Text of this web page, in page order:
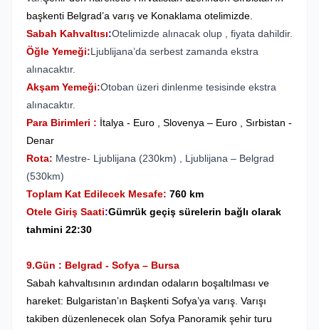
başkenti Belgrad’a varış ve Konaklama otelimizde.
Sabah Kahvaltısı:Otelimizde alınacak olup , fiyata dahildir.
Öğle Yemeği:Ljublijana’da serbest zamanda ekstra
alınacaktır.
Akşam Yemeği:Otoban üzeri dinlenme tesisinde ekstra
alınacaktır.
Para Birimleri : İtalya - Euro , Slovenya – Euro , Sırbistan -
Denar
Rota: Mestre- Ljublijana (230km) , Ljublijana – Belgrad
(530km)
Toplam Kat Edilecek Mesafe: 760 km
Otele Giriş Saati:Gümrük geçiş sürelerin bağlı olarak
tahmini 22:30
9.Gün : Belgrad - Sofya – Bursa
Sabah kahvaltısının ardından odaların boşaltılması ve
hareket: Bulgaristan’ın Başkenti Sofya’ya varış. Varışı
takiben düzenlenecek olan Sofya Panoramik şehir turu